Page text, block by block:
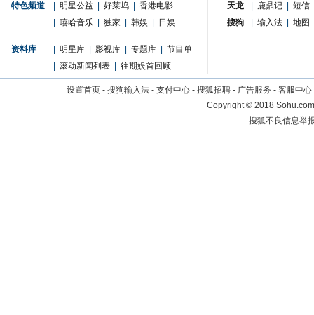
特色频道 明星公益 好莱坞
香港电影
嘻哈音乐 独家 韩娱 日娱
资料库 明星库 影视库 专题库
节目单
滚动新闻列表 往期娱首回顾
天龙
鹿鼎记
短信
搜狗
输入法 地图
设置首页 - 搜狗输入法 - 支付中心 - 搜狐招聘 - 广告服务 - 客服中心
Copyright©2018
搜狐不良信息举